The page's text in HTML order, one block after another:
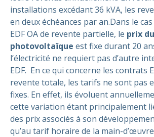
installations excédant 36 kVA, les
en deux échéances par an.Dans le
EDF OA de revente partielle, le prix
photovoltaïque est fixe durant 20
l’électricité ne requiert pas d’autre
EDF. En ce qui concerne les contrats
revente totale, les tarifs ne sont pas
fixes. En effet, ils évoluent
cette variation étant principalement
des prix associés à son
qu’au tarif horaire de la main-